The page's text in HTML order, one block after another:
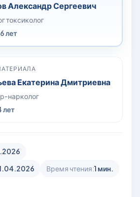
Александр Сергеевич
токсиколог
лет
Екатерина Дмитриевна
нарколог
лет
Время чтения:1 мин.